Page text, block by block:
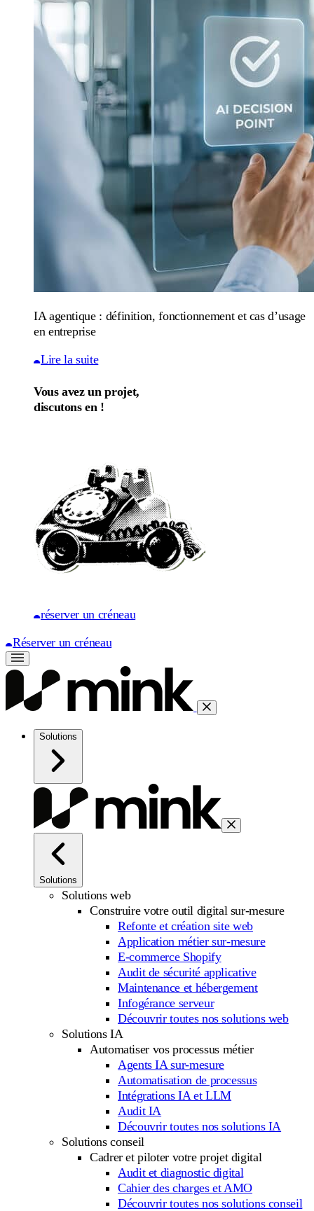
IA agentique : définition, fonctionnement et cas d’usage
en entreprise
Lire la suite
Vous avez un projet,
discutons en !
réserver un créneau
Réserver un créneau
Solutions
Solutions
Solutions web
Construire votre outil digital sur-mesure
Refonte et création site web
Application métier sur-mesure
E-commerce Shopify
Audit de sécurité applicative
Maintenance et hébergement
Infogérance serveur
Découvrir toutes nos solutions web
Solutions IA
Automatiser vos processus métier
Agents IA sur-mesure
Automatisation de processus
Intégrations IA et LLM
Audit IA
Découvrir toutes nos solutions IA
Solutions conseil
Cadrer et piloter votre projet digital
Audit et diagnostic digital
Cahier des charges et AMO
Découvrir toutes nos solutions conseil